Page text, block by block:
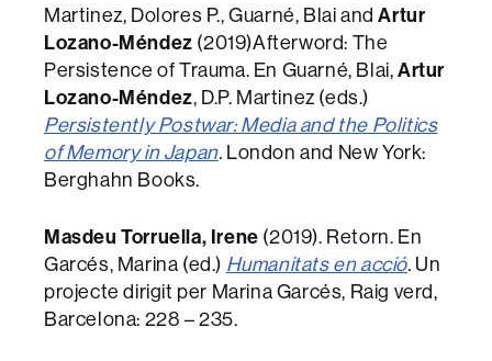
Martinez, Dolores P., Guarné, Blai andArtur
Lozano-Méndez (2019)Afterword: The
Persistence of Trauma. En Guarné, Blai,Artur
Lozano-Méndez, D.P. Martinez (eds.)
Persistently Postwar: Media and the Politics
of Memory in Japan. London and New York:
Berghahn Books.
Masdeu Torruella, Irene (2019). Retorn. En
Garcés, Marina (ed.) Humanitats en acció. Un
projecte dirigit per Marina Garcés, Raig verd,
Barcelona: 228 – 235.